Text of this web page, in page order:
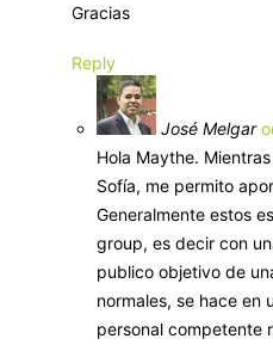
Gracias
Reply
José Melgar
Hola Maythe.
Sofía, me permito
Generalmente estos
group, es decir con
publico objetivo de
normales, se hace en
personal competente